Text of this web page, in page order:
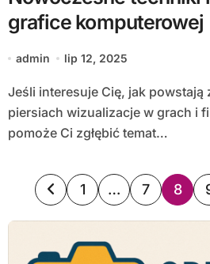
grafice komputerowej
admin lip 12, 2025
Jeśli interesuje Cię, jak powstają zapierające dech w
piersiach wizualizacje w grach i
pomoże Ci zgłębić temat…
Stronicowanie
wpisów
1 … 7 8